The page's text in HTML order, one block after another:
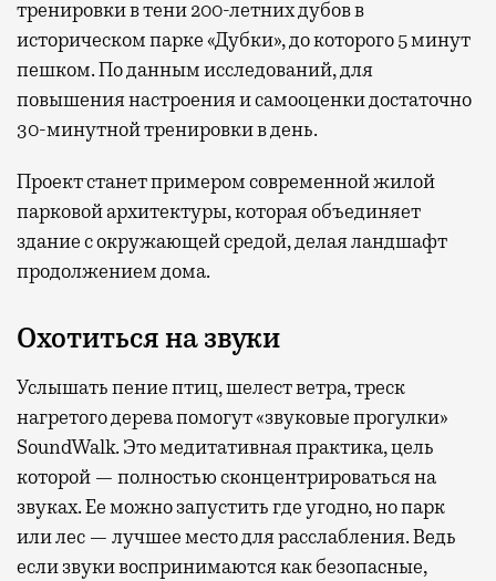
тренировки в тени 200-летних дубов в
историческом парке «Дубки», до которого 5 минут
пешком. По данным исследований, для
повышения настроения и самооценки достаточно
30-минутной тренировки в день.
Проект станет примером современной жилой
парковой архитектуры, которая объединяет
здание с окружающей средой, делая ландшафт
продолжением дома.
Охотиться на звуки
Услышать пение птиц, шелест ветра, треск
нагретого дерева помогут «звуковые прогулки»
SoundWalk. Это медитативная практика, цель
которой — полностью сконцентрироваться на
звуках. Ее можно запустить где угодно, но парк
или лес — лучшее место для расслабления. Ведь
если звуки воспринимаются как безопасные,